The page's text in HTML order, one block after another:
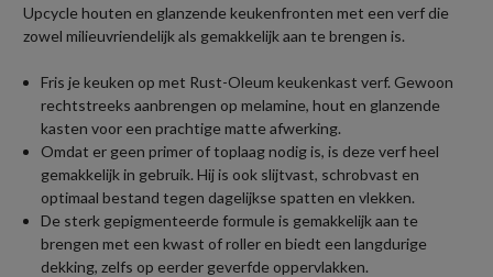
Upcycle houten en glanzende keukenfronten met een verf die
zowel milieuvriendelijk als gemakkelijk aan te brengen is.
Fris je keuken op met Rust-Oleum keukenkast verf. Gewoon
rechtstreeks aanbrengen op melamine, hout en glanzende
kasten voor een prachtige matte afwerking.
Omdat er geen primer of toplaag nodig is, is deze verf heel
gemakkelijk in gebruik. Hij is ook slijtvast, schrobvast en
optimaal bestand tegen dagelijkse spatten en vlekken.
De sterk gepigmenteerde formule is gemakkelijk aan te
brengen met een kwast of roller en biedt een langdurige
dekking, zelfs op eerder geverfde oppervlakken.